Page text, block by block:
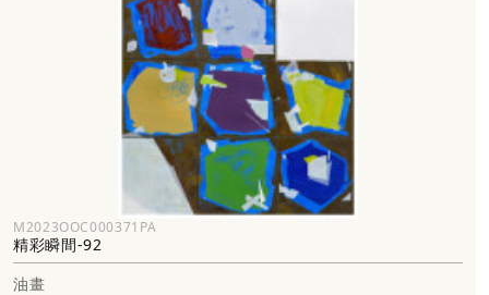
M2023OOC000371PA
精彩瞬間-92
油畫